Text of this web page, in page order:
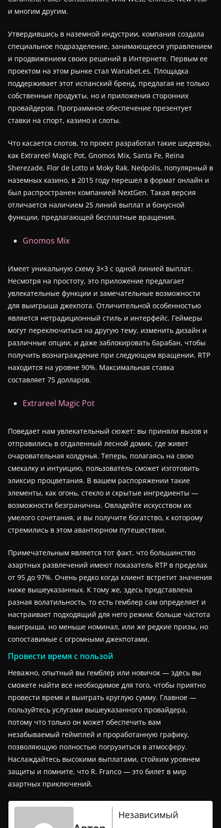
и многим другим.
Утвердившись в наземной индустрии, компания создала
специальное подразделение, занимающееся управлением
и продвижением своих решений в Интернете. Первым ее
проектом на этом рынке стал Wanabet.es. Площадка
поддерживает этот испанский бренд, предлагая не только
собственные продукты, но и приложения сторонних
провайдеров. Программное обеспечение презентует
ставки на спорт, казино и слоты.
Что касается слотов, то проект разработал такие шедевры,
как Extrareel Magic Pot, Gnomos Mix, Santa Fe, Reina
Sherezade, Flor de Lotto и Moky Rak. Neópolis, популярный в
наземных казино, в 2015 году перешел в формат онлайн и
был распространен компанией NextGen. Такая версия
отличается наличием 25 линий выплат и бонусной
функции, предлагающей бесплатные вращения.
Gnomos Mix
Имеет уникальную схему 3×3 с одной линией выплат.
Несмотря на простоту, это приложение предлагает
увлекательные функции и замечательные возможности
для выигрыша джекпота. Отличительной особенностью
является нетрадиционный стиль и интерфейс. Геймеры
могут переключиться на другую тему, изменить дизайн и
различные опции, и даже заблокировать барабан, чтобы
получить вознаграждение при следующем вращении. RTP
находится на уровне 90%. Максимальная ставка
составляет 75 долларов.
Extrareel Magic Pot
Поведает нам увлекательный сюжет: вы приняли вызов и
отправились в отдаленный лесной домик, где живет
очаровательная колдунья. Теперь, полагаясь на свою
смекалку и интуицию, пользователь сможет изготовить
эликсир процветания. В вашем распоряжении такие
элементы, как огонь, стекло и скрытые ингредиенты —
возможности безграничны. Овладейте искусством их
умелого сочетания, и вы получите богатство, к которому
стремились в этом авантюрном путешествии.
Примечательным является тот факт, что большинство
азартных развлечений имеют показатель RTP в пределах
от 95 до 97%. Очень редко когда клиент встретит значения
ниже вышеуказанных. К тому же, здесь представлена
разная волатильность, то есть гемблер сам определяет и
настраивает подходящий для него режим: больше частота
выигрыша, но меньше номинал, или же редкие призы, но
сопоставимые с огромными джекпотами.
Провести время с пользой
Неважно, опытный вы гемблер или новичок — здесь вы
сможете найти все необходимое для того, чтобы приятно
провести время и выиграть круглую сумму. Главное —
пользуйтесь услугами вышеуказанного провайдера,
потому что только он может обеспечить вам
незабываемый геймплей и проработанную графику,
позволяющую полностью погрузиться в атмосферу.
Наслаждайтесь высокими выплатами, стойким уровнем
защиты и помните, что R. Franco — это билет в мир
азартных приключений.
Независимый